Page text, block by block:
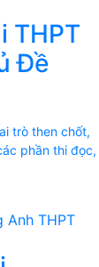
THPT
Đề
trò then chốt,
phần thi đọc,